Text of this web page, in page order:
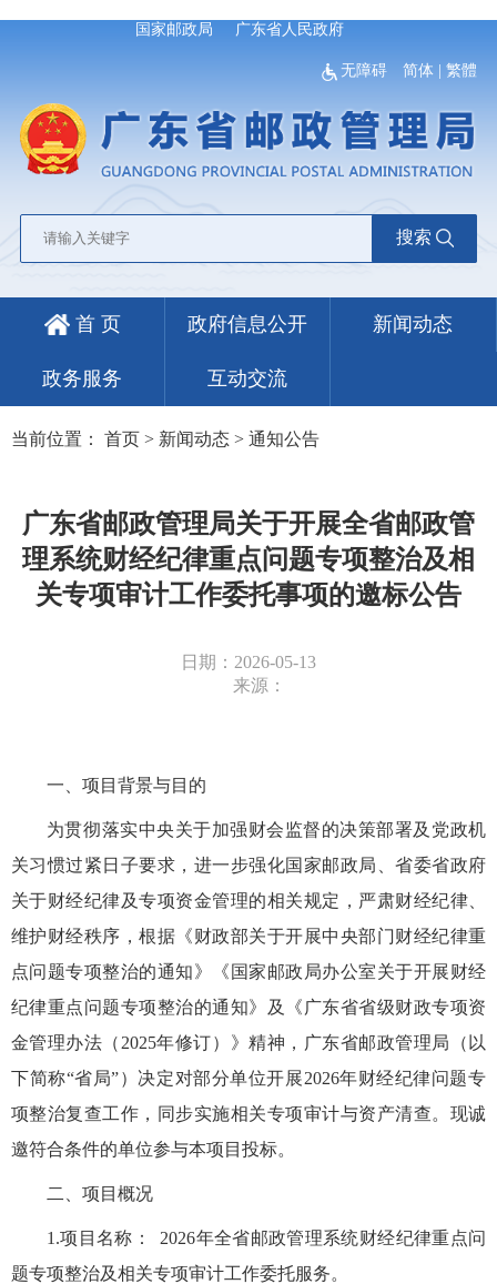
国家邮政局 广东省人民政府
无障碍 简体 |繁體
搜索
首 页 政府信息公开 新闻动态
政务服务 互动交流
当前位置： 首页 > 新闻动态 > 通知公告
广东省邮政管理局关于开展全省邮政管
理系统财经纪律重点问题专项整治及相
关专项审计工作委托事项的邀标公告
日期：2026-05-13
来源：
一、 项目背景与目的
为贯彻落实中央关于加强财会监督的决策部署及党政机
关习惯过紧日子要求，进一步强化国家邮政局、省委省政府
关于财经纪律及专项资金管理的相关规定，严肃财经纪律、
维护财经秩序，根据《财政部关于开展中央部门财经纪律重
点问题专项整治的通知》《国家邮政局办公室关于开展财经
纪律重点问题专项整治的通知》及《广东省省级财政专项资
金管理办法（2025年修订）》精神，广东省邮政管理局（以
下简称“省局”）决定对部分单位开展2026年财经纪律问题专
项整治复查工作，同步实施相关专项审计与资产清查。现诚
邀符合条件的单位参与本项目投标。
二、项目概况
1.项目名称：
2026年全省邮政管理系统财经纪律重点问
题专项整治及相关专项审计工作委托服务。